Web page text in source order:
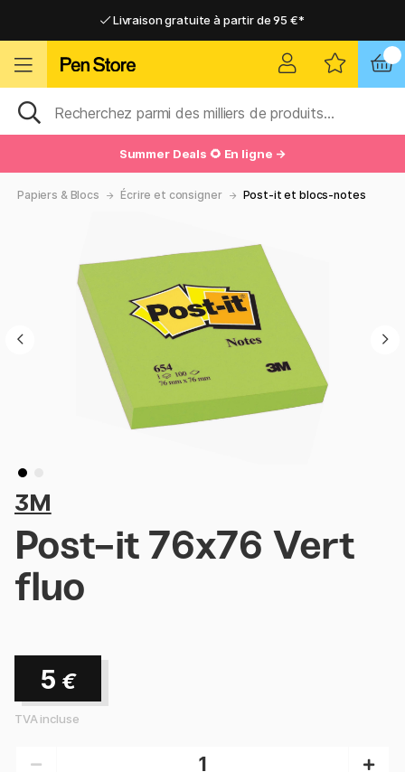
Livraison gratuite à partir de 95 €*
Livraison domicile ou point relais
Livraison gratuite à partir de 95 €*
Livraison domicile ou point relais
Summer Deals 🌻 En ligne →
Papiers & Blocs Écrire et consigner Post-it et blocs-notes
3M
Post-it 76x76 Vert
fluo
5 €
TVA incluse